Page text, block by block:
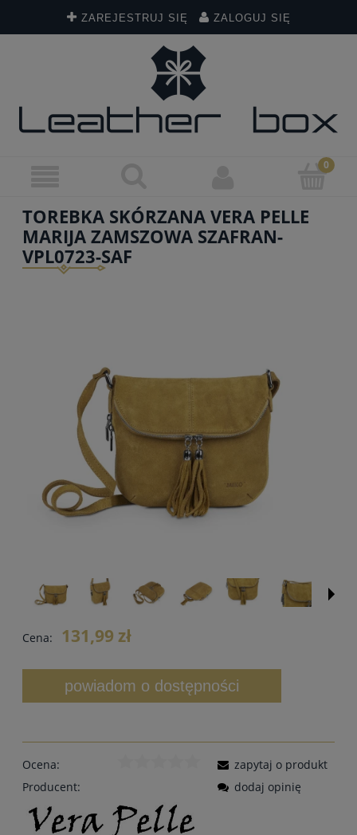
ZAREJESTRUJ SIĘ ZALOGUJ SIĘ
TOREBKA SKÓRZANA VERA PELLE
MARIJA ZAMSZOWA SZAFRAN-
VPL0723-SAF
Cena: 131,99 zł
powiadom o dostępności
Ocena:
Producent:
zapytaj o produkt
dodaj opinię